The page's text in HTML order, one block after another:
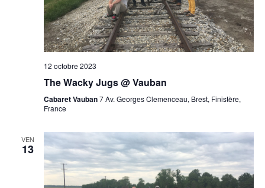
12 octobre 2023
The Wacky Jugs @ Vauban
Cabaret Vauban7 Av. Georges Clemenceau, Brest, Finistère,
France
VEN
13